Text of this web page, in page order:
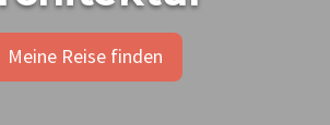
Meine Reise finden